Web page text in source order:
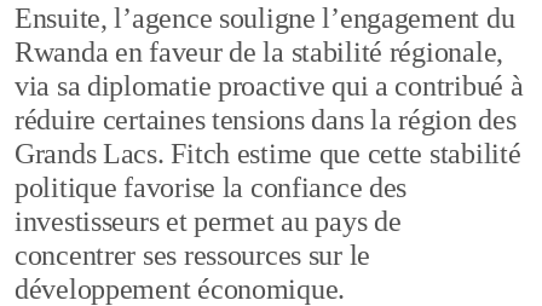
Ensuite, l’agence souligne l’engagement du
Rwanda en faveur de la stabilité régionale,
via sa diplomatie proactive qui a contribué à
réduire certaines tensions dans la région des
Grands Lacs. Fitch estime que cette stabilité
politique favorise la confiance des
investisseurs et permet au pays de
concentrer ses ressources sur le
développement économique.